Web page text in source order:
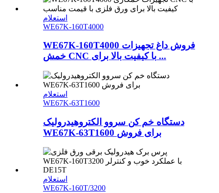
استعلام
WE67K-160T4000
WE67K-160T4000 فروش داغ تجهیزات
خمش CNC با کیفیت بالا برای ...
استعلام
WE67K-63T1600
دستگاه خم کن سروو الکتروهیدرولیک
WE67K-63T1600 برای فروش
استعلام
WE67K-160T/3200